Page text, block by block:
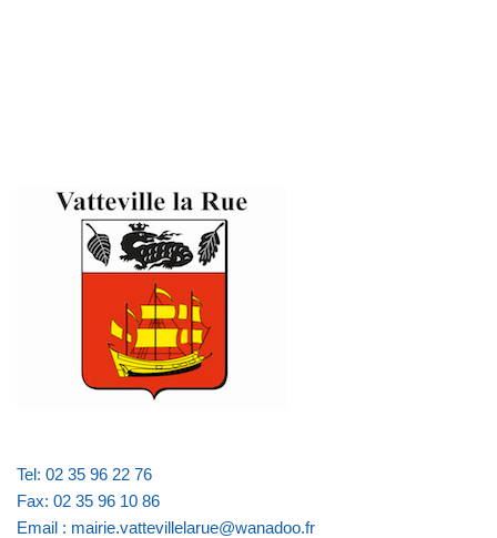
Tel: 02 35 96 22 76
Fax: 02 35 96 10 86
Email : mairie.vattevillelarue@wanadoo.fr